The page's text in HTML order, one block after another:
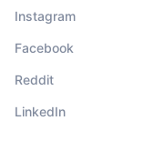
Instagram
Facebook
Reddit
LinkedIn